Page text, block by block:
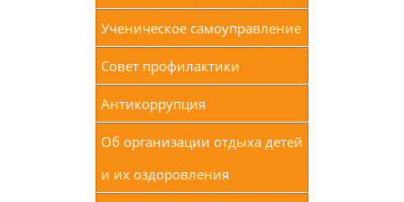
Ученическое самоуправление
Совет профилактики
Антикоррупция
Об организации отдыха детей
и их оздоровления